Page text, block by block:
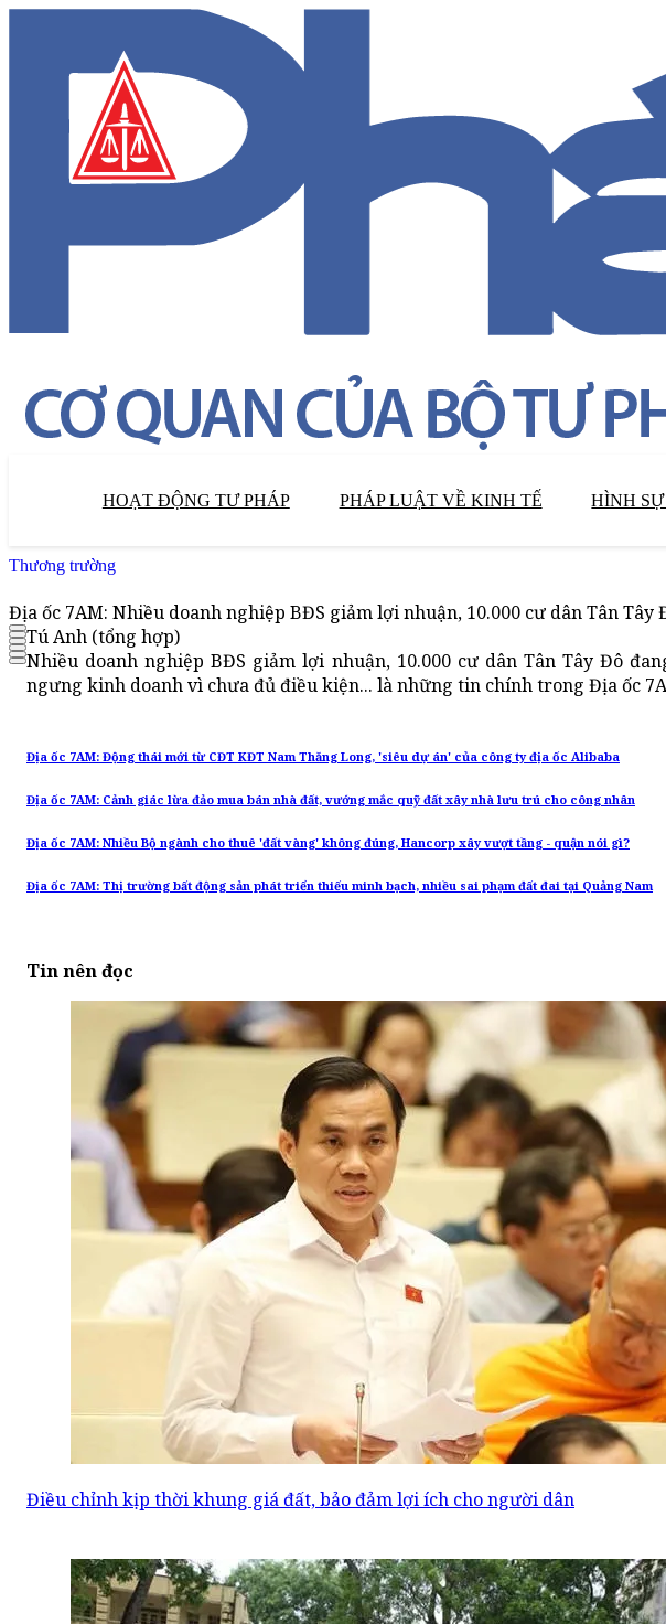
HOẠT ĐỘNG TƯ PHÁP PHÁP LUẬT VỀ KINH TẾ HÌNH
Thương trường
Địa ốc 7AM: Nhiều doanh nghiệp BĐS giảm lợi nhuận, 10.000 cư dân Tân Tây
Tú Anh (tổng hợp)
Nhiều doanh nghiệp BĐS giảm lợi nhuận, 10.000 cư dân Tân Tây Đô
ngưng kinh doanh vì chưa đủ điều kiện... là những tin chính trong Địa ốc
Địa ốc 7AM: Động thái mới từ CĐT KĐT Nam Thăng Long, 'siêu dự án' của công ty địa ốc Alibaba
Địa ốc 7AM: Cảnh giác lừa đảo mua bán nhà đất, vướng mắc quỹ đất xây nhà lưu trú cho công nhân
Địa ốc 7AM: Nhiều Bộ ngành cho thuê 'đất vàng' không đúng, Hancorp xây vượt tầng - quận nói gì?
Địa ốc 7AM: Thị trường bất động sản phát triển thiếu minh bạch, nhiều sai phạm đất đai tại Quảng Nam
Tin nên đọc
Điều chỉnh kịp thời khung giá đất, bảo đảm lợi ích cho người dân